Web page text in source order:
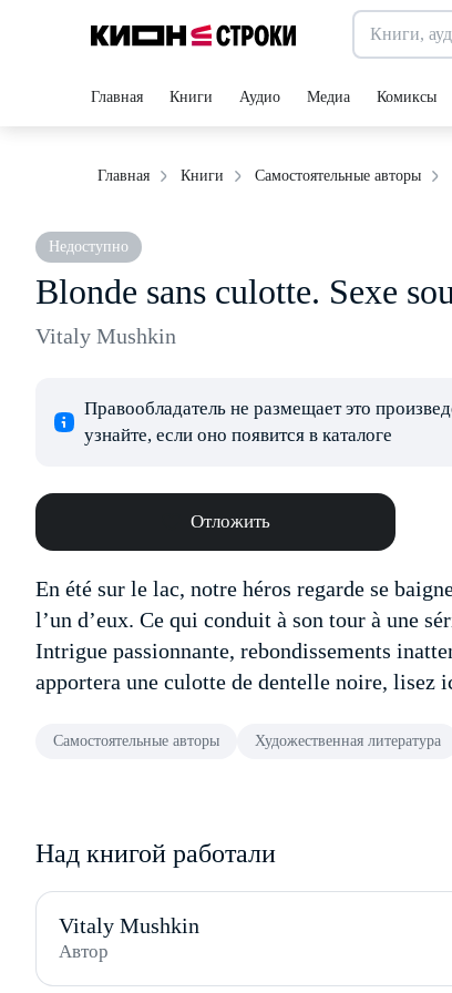
Главная Книги Аудио Медиа Комиксы
Главная Книги Самостоятельные авторы
Недоступно
Blonde sans culotte. Sexe
Vitaly Mushkin
Правообладатель не размещает это
узнайте, если оно появится в каталоге
Отложить
En été sur le lac, notre héros regarde se
l’un d’eux. Ce qui conduit à son tour à une
Intrigue passionnante, rebondissements
apportera une culotte de dentelle noire, lisez
Самостоятельные авторы Художественная литература
Над книгой работали
Vitaly Mushkin
Автор